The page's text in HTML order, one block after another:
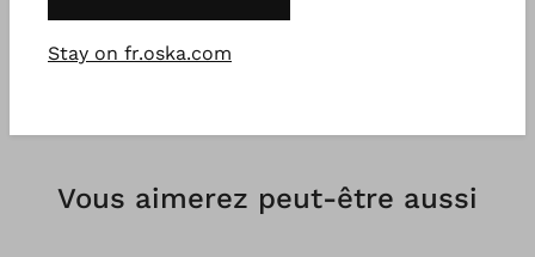
Vous aimerez peut-être aussi
Stay on fr.oska.com